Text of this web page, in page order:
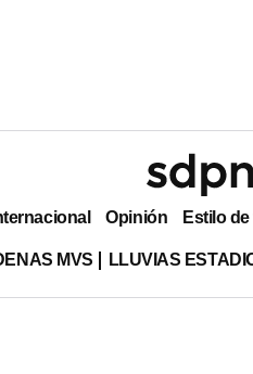
Opinión Estilo
MVS LLUVIAS